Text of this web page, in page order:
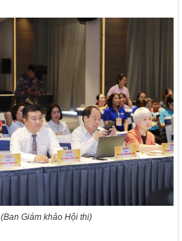
(Ban Giám khảo Hội thi)